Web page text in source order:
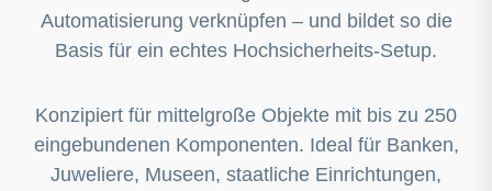
Automatisierung verknüpfen – und bildet so die
Basis für ein echtes Hochsicherheits-Setup.
Konzipiert für mittelgroße Objekte mit bis zu 250
eingebundenen Komponenten. Ideal für Banken,
Juweliere, Museen, staatliche Einrichtungen,